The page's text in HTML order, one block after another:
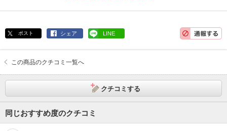
ポスト シェア LINE
この商品のクチコミ一覧へ
クチコミする
同じおすすめ度のクチコミ